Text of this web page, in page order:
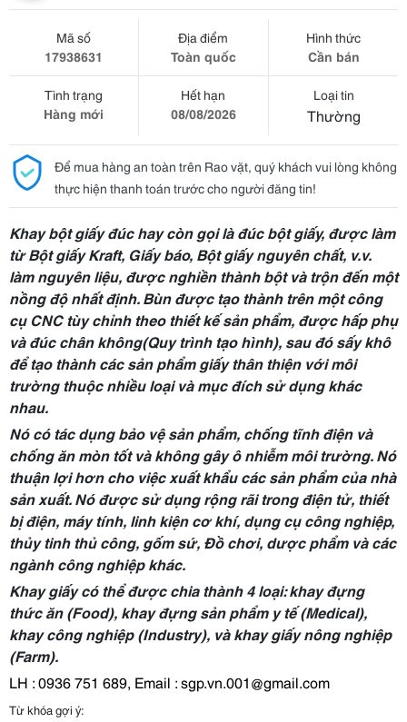
Mã số
17938631
Địa điểm
Toàn quốc
Hình thức
Cần bán
Tình trạng
Hàng mới
Hết hạn
08/08/2026
Loại tin
Thường
Để mua hàng an toàn trên Rao vặt, quý khách vui lòng không
thực hiện thanh toán trước cho người đăng tin!
Khay bột giấy đúc hay còn gọi là đúc bột giấy, được làm
từ Bột giấy Kraft, Giấy báo, Bột giấy nguyên chất, v.v.
làm nguyên liệu, được nghiền thành bột và trộn đến một
nồng độ nhất định. Bùn được tạo thành trên một công
cụ CNC tùy chỉnh theo thiết kế sản phẩm, được hấp phụ
và đúc chân không(Quy trình tạo hình), sau đó sấy khô
để tạo thành các sản phẩm giấy thân thiện với môi
trường thuộc nhiều loại và mục đích sử dụng khác
nhau.
Nó có tác dụng bảo vệ sản phẩm, chống tĩnh điện và
chống ăn mòn tốt và không gây ô nhiễm môi trường. Nó
thuận lợi hơn cho việc xuất khẩu các sản phẩm của nhà
sản xuất. Nó được sử dụng rộng rãi trong điện tử, thiết
bị điện, máy tính, linh kiện cơ khí, dụng cụ công nghiệp,
thủy tinh thủ công, gốm sứ, Đồ chơi, dược phẩm và các
ngành công nghiệp khác.
Khay giấy có thể được chia thành 4 loại: khay đựng
thức ăn (Food), khay đựng sản phẩm y tế (Medical),
khay công nghiệp (Industry), và khay giấy nông nghiệp
(Farm).
LH : 0936 751 689, Email :sgp.vn.001@gmail.com
Từ khóa gợi ý: